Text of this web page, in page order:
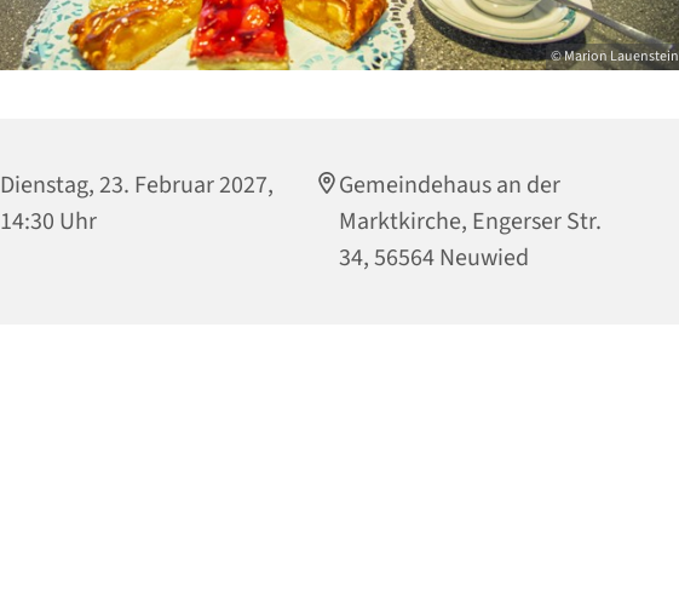
© Marion Lauenstein
Dienstag, 23. Februar 2027,
14:30 Uhr
Gemeindehaus an der
Marktkirche, Engerser Str.
34, 56564 Neuwied